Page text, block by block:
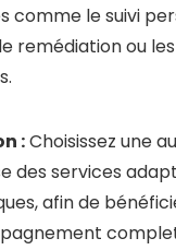
comme le suivi
remédiation ou
:Choisissez une
des services
afin de